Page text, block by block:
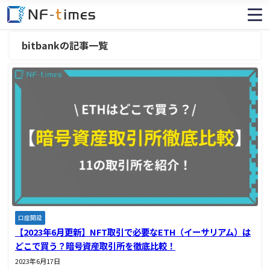
bitbankの記事一覧
口座開設
【2023年6月更新】NFT取引で必要なETH（イーサリアム）は
どこで買う？暗号資産取引所を徹底比較！
2023年6月17日